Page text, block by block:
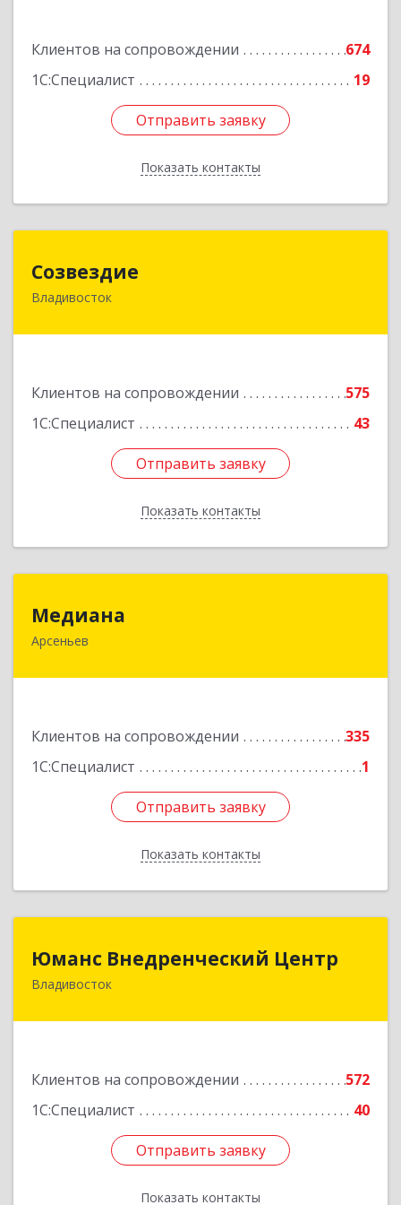
Клиентов на сопровождении
674
1С:Специалист
19
Отправить заявку
Показать контакты
Отправить заявку
Назад
Созвездие
Владивосток
Клиентов на сопровождении
575
1С:Специалист
43
Отправить заявку
Показать контакты
690069, Приморский край, Владивосток г,
Отправить заявку
Назад
Медиана
Арсеньев
Клиентов на сопровождении
335
1С:Специалист
1
Отправить заявку
Показать контакты
Отправить заявку
Назад
Юманс Внедренческий Центр
Владивосток
Клиентов на сопровождении
572
1С:Специалист
40
Отправить заявку
Показать контакты
Юманс Внедренческий Центр
690014, Приморский край, Владивосток г,
Отправить заявку
Назад